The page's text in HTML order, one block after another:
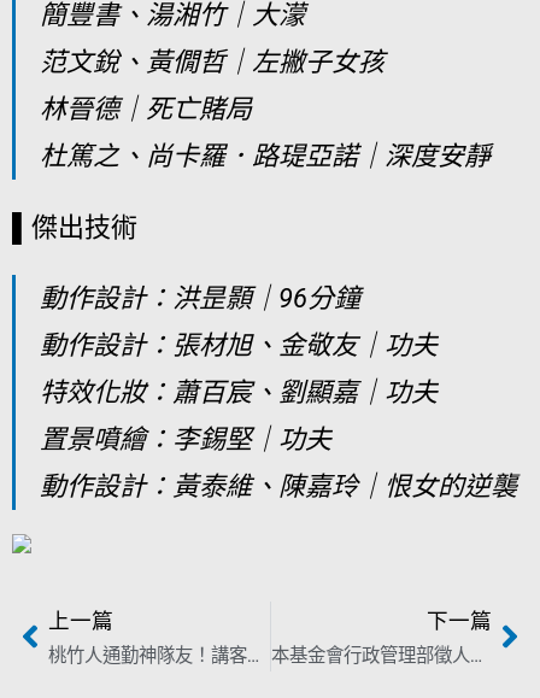
簡豐書、湯湘竹｜大濛
范文銳、黃僩哲｜左撇子女孩
林晉德｜死亡賭局
杜篤之、尚卡羅．路瑅亞諾｜深度安靜
▌傑出技術
動作設計：洪昰顥｜96分鐘
動作設計：張材旭、金敬友｜功夫
特效化妝：蕭百宸、劉顯嘉｜功夫
置景噴繪：李錫堅｜功夫
動作設計：黃泰維、陳嘉玲｜恨女的逆襲
上一篇
桃竹人通勤神隊友！講客廣播新節目「1057怎麼走」直送即時路況
下一篇
本基金會行政管理部徵人資專員